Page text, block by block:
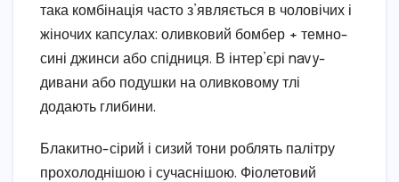
така комбінація часто з’являється в чоловічих і
жіночих капсулах: оливковий бомбер + темно-
сині джинси або спідниця. В інтер’єрі navy-
дивани або подушки на оливковому тлі
додають глибини.
Блакитно-сірий і сизий тони роблять палітру
прохолоднішою і сучаснішою. Фіолетовий